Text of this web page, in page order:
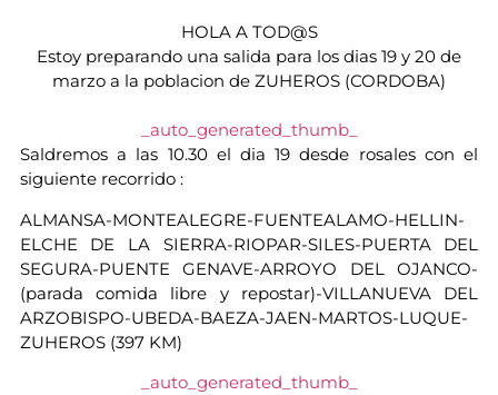
HOLA A TOD@S
Estoy preparando una salida para los dias 19 y 20 de
marzo a la poblacion de ZUHEROS (CORDOBA)
_auto_generated_thumb_
Saldremos a las 10.30 el dia 19 desde rosales con el
siguiente recorrido :
ALMANSA-MONTEALEGRE-FUENTEALAMO-HELLIN-
ELCHE DE LA SIERRA-RIOPAR-SILES-PUERTA DEL
SEGURA-PUENTE GENAVE-ARROYO DEL OJANCO-
(parada comida libre y repostar)-VILLANUEVA DEL
ARZOBISPO-UBEDA-BAEZA-JAEN-MARTOS-LUQUE-
ZUHEROS (397 KM)
_auto_generated_thumb_